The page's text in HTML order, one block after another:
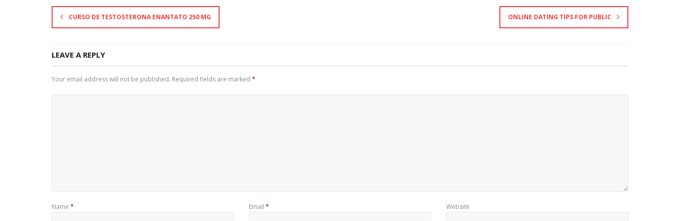
CURSO DE TESTOSTERONA ENANTATO 250 MG ONLINE DATING TIPS FOR PUBLIC
LEAVE A REPLY
Your email address will not be published. Required fields are marked *
Name * Email * Website